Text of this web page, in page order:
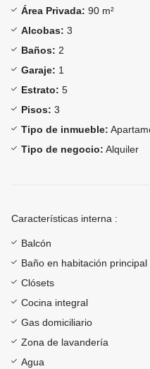
Área Privada: 90 m²
Alcobas: 3
Baños: 2
Garaje: 1
Estrato: 5
Pisos: 3
Tipo de inmueble:
Tipo de negocio: Alquiler
Características interna :
Balcón
Baño en habitación principal
Clósets
Cocina integral
Gas domiciliario
Zona de lavandería
Agua